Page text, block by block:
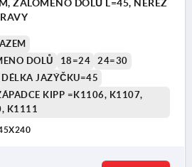
ZALOMENO DOLŮ L=45, NEREZ
DOLŮ
18=24
24=30
DÉLKA JAZÝČKU=45
KIPP =K1106, K1107,
K1111